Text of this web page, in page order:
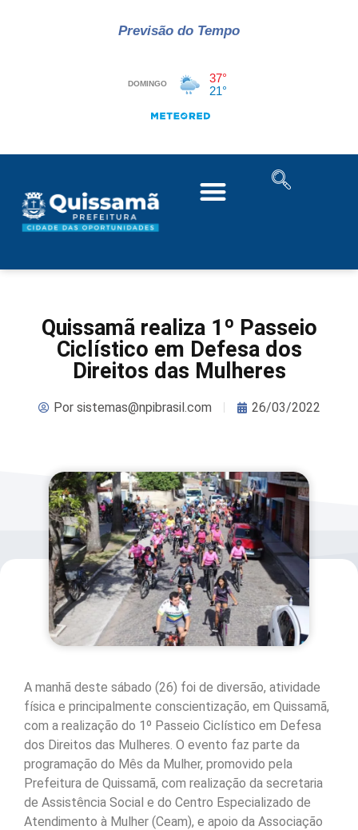
Previsão do Tempo
Quissamã realiza 1º Passeio
Ciclístico em Defesa dos
Direitos das Mulheres
Porsistemas@npibrasil.com 26/03/2022
A manhã deste sábado (26) foi de diversão, atividade
física e principalmente conscientização, em Quissamã,
com a realização do 1º Passeio Ciclístico em Defesa
dos Direitos das Mulheres. O evento faz parte da
programação do Mês da Mulher, promovido pela
Prefeitura de Quissamã, com realização da secretaria
de Assistência Social e do Centro Especializado de
Atendimento à Mulher (Ceam), e apoio da Associação